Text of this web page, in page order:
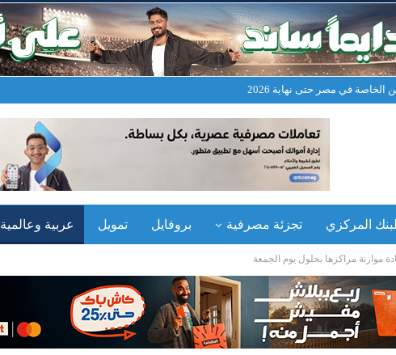
الخاصة في مصر حتى نهاية 2026
البنك المركزي تجزئة مصرفية بروفايل تمويل عربية وعالمية
موازنة مراكزها بحلول يوم الجمعة